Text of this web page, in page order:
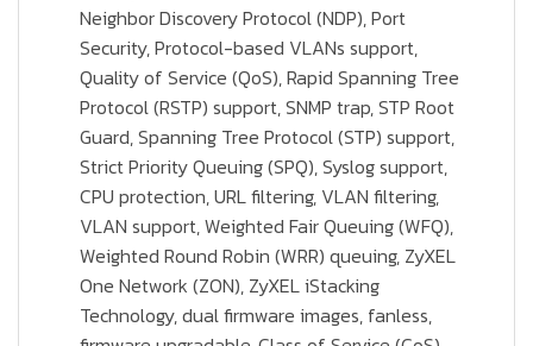
Neighbor Discovery Protocol (NDP), Port
Security, Protocol-based VLANs support,
Quality of Service (QoS), Rapid Spanning Tree
Protocol (RSTP) support, SNMP trap, STP Root
Guard, Spanning Tree Protocol (STP) support,
Strict Priority Queuing (SPQ), Syslog support,
CPU protection, URL filtering, VLAN filtering,
VLAN support, Weighted Fair Queuing (WFQ),
Weighted Round Robin (WRR) queuing, ZyXEL
One Network (ZON), ZyXEL iStacking
Technology, dual firmware images, fanless,